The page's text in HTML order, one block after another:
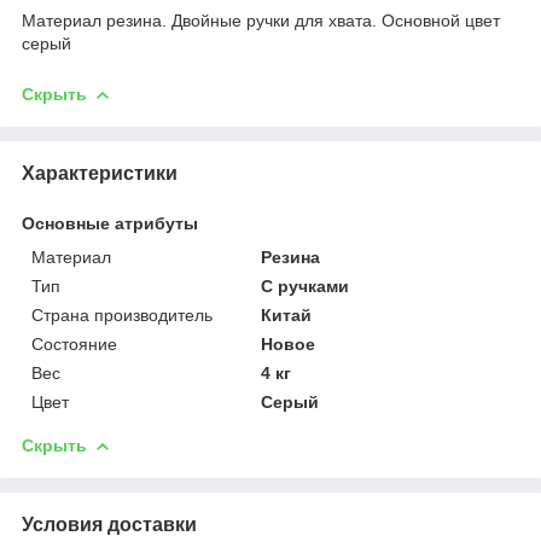
Материал резина. Двойные ручки для хвата. Основной цвет
серый
Скрыть
Характеристики
Основные атрибуты
Материал
Резина
Тип
С ручками
Страна производитель
Китай
Состояние
Новое
Вес
4 кг
Цвет
Серый
Скрыть
Условия доставки